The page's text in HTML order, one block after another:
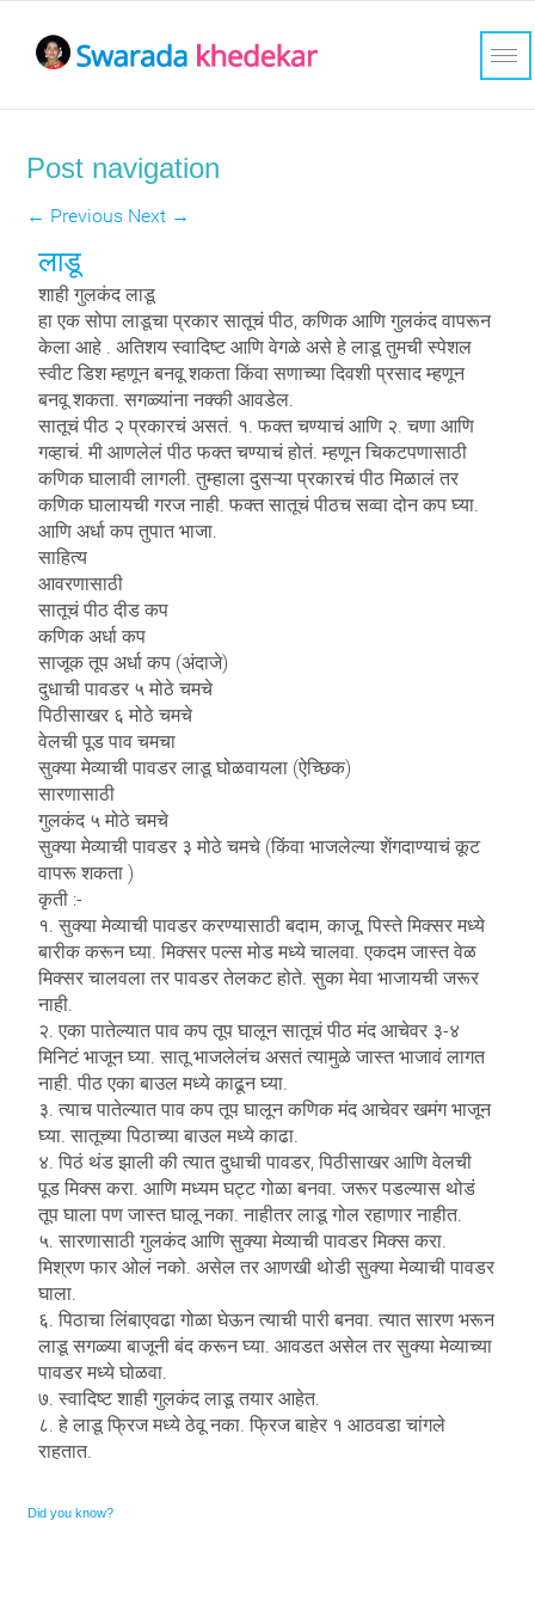
Post navigation
← Previous Next →
लाडू
शाही गुलकंद लाडू
हा एक सोपा लाडूचा प्रकार सातूचं पीठ, कणिक आणि गुलकंद वापरून
केला आहे . अतिशय स्वादिष्ट आणि वेगळे असे हे लाडू तुमची स्पेशल
स्वीट डिश म्हणून बनवू शकता किंवा सणाच्या दिवशी प्रसाद म्हणून
बनवू शकता. सगळ्यांना नक्की आवडेल.
सातूचं पीठ २ प्रकारचं असतं. १. फक्त चण्याचं आणि २. चणा आणि
गव्हाचं. मी आणलेलं पीठ फक्त चण्याचं होतं. म्हणून चिकटपणासाठी
कणिक घालावी लागली. तुम्हाला दुसऱ्या प्रकारचं पीठ मिळालं तर
कणिक घालायची गरज नाही. फक्त सातूचं पीठच सव्वा दोन कप घ्या.
आणि अर्धा कप तुपात भाजा.
साहित्य
आवरणासाठी
सातूचं पीठ दीड कप
कणिक अर्धा कप
साजूक तूप अर्धा कप (अंदाजे)
दुधाची पावडर ५ मोठे चमचे
पिठीसाखर ६ मोठे चमचे
वेलची पूड पाव चमचा
सुक्या मेव्याची पावडर लाडू घोळवायला (ऐच्छिक)
सारणासाठी
गुलकंद ५ मोठे चमचे
सुक्या मेव्याची पावडर ३ मोठे चमचे (किंवा भाजलेल्या शेंगदाण्याचं कूट
वापरू शकता )
कृती :-
१. सुक्या मेव्याची पावडर करण्यासाठी बदाम, काजू, पिस्ते मिक्सर मध्ये
बारीक करून घ्या. मिक्सर पल्स मोड मध्ये चालवा. एकदम जास्त वेळ
मिक्सर चालवला तर पावडर तेलकट होते. सुका मेवा भाजायची जरूर
नाही.
२. एका पातेल्यात पाव कप तूप घालून सातूचं पीठ मंद आचेवर ३-४
मिनिटं भाजून घ्या. सातू भाजलेलंच असतं त्यामुळे जास्त भाजावं लागत
नाही. पीठ एका बाउल मध्ये काढून घ्या.
३. त्याच पातेल्यात पाव कप तूप घालून कणिक मंद आचेवर खमंग भाजून
घ्या. सातूच्या पिठाच्या बाउल मध्ये काढा.
४. पिठं थंड झाली की त्यात दुधाची पावडर, पिठीसाखर आणि वेलची
पूड मिक्स करा. आणि मध्यम घट्ट गोळा बनवा. जरूर पडल्यास थोडं
तूप घाला पण जास्त घालू नका. नाहीतर लाडू गोल रहाणार नाहीत.
५. सारणासाठी गुलकंद आणि सुक्या मेव्याची पावडर मिक्स करा.
मिश्रण फार ओलं नको. असेल तर आणखी थोडी सुक्या मेव्याची पावडर
घाला.
६. पिठाचा लिंबाएवढा गोळा घेऊन त्याची पारी बनवा. त्यात सारण भरून
लाडू सगळ्या बाजूनी बंद करून घ्या. आवडत असेल तर सुक्या मेव्याच्या
पावडर मध्ये घोळवा.
७. स्वादिष्ट शाही गुलकंद लाडू तयार आहेत.
८. हे लाडू फ्रिज मध्ये ठेवू नका. फ्रिज बाहेर १ आठवडा चांगले
राहतात.
Did you know?